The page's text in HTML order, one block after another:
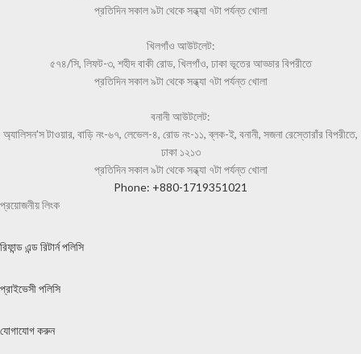
প্রতিদিন সকাল ৯টা থেকে সন্ধ্যা ৭টা পর্যন্ত খোলা
খিলগাঁও আউটলেট:
৫৭৪/সি, লিফট-৩, শহীদ বাকী রোড, খিলগাঁও, ঢাকা ভূতের আড্ডার বিপরীতে
প্রতিদিন সকাল ৯টা থেকে সন্ধ্যা ৭টা পর্যন্ত খোলা
বনানী আউটলেট:
অ্যালিসন'স টাওয়ার, বাড়ি নং-৬৭, লেভেল-৪, রোড নং-১১, ব্লক-ই, বনানী, সজনা রেস্তোরাঁর বিপরীতে,
ঢাকা ১২১৩
প্রতিদিন সকাল ৯টা থেকে সন্ধ্যা ৭টা পর্যন্ত খোলা
Phone: +880-1719351021
প্রয়োজনীয় লিংক
রিফান্ড এন্ড রিটার্ন পলিসি
প্রাইভেসী পলিসি
যোগাযোগ করুন